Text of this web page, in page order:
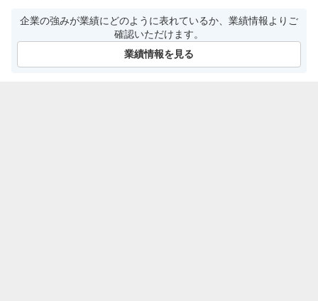
企業の強みが業績にどのように表れているか、業績情報よりご
確認いただけます。
業績情報を見る